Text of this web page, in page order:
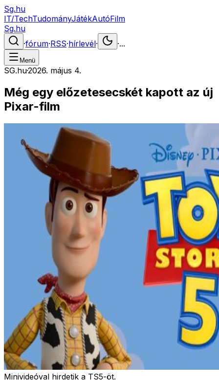
Sg.hu
IT/TechTudományJátékAutóFilm
Sg.hu
·fórum·RSS·hírlevél· ·...
Menü
SG.hu·2026. május 4.
Még egy előzetesecskét kapott az új
Pixar-film
Minivideóval hirdetik a TS5-öt.